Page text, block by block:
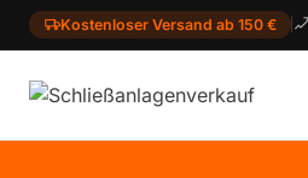
Kostenloser Versand ab 150 €